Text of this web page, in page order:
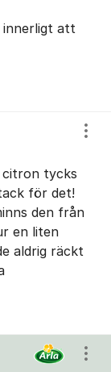
innerligt att
citron tycks
för det!
den från
en liten
aldrig räckt